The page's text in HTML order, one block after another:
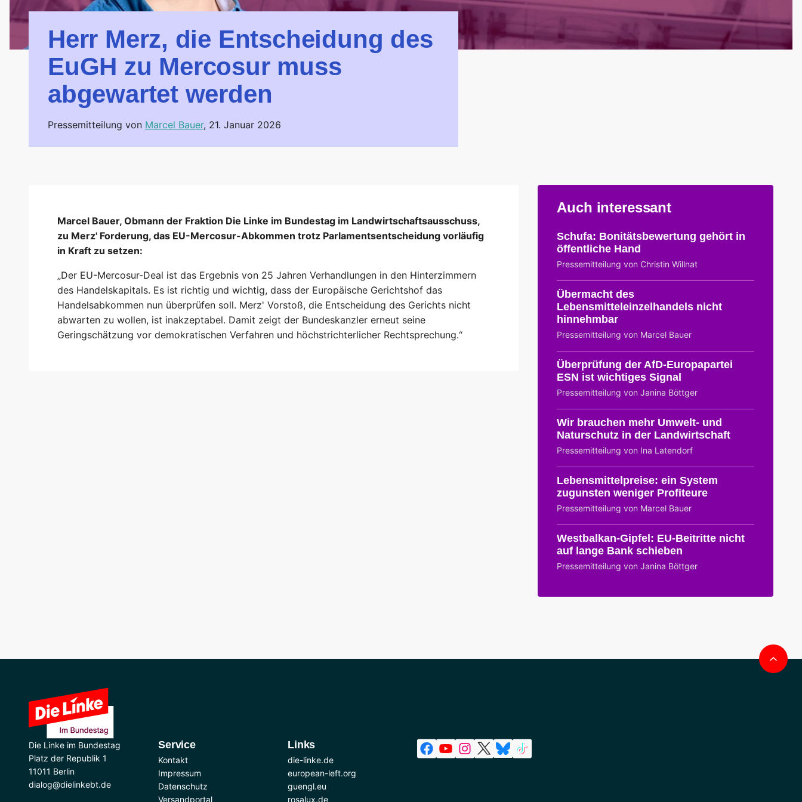
Herr Merz, die Entscheidung des
EuGH zu Mercosur muss
abgewartet werden
Pressemitteilung von Marcel Bauer, 21. Januar 2026
Marcel Bauer, Obmann der Fraktion Die Linke im Bundestag im Landwirtschaftsausschuss,
zu Merz' Forderung, das EU-Mercosur-Abkommen trotz Parlamentsentscheidung vorläufig
in Kraft zu setzen:
„Der EU-Mercosur-Deal ist das Ergebnis von 25 Jahren Verhandlungen in den Hinterzimmern
des Handelskapitals. Es ist richtig und wichtig, dass der Europäische Gerichtshof das
Handelsabkommen nun überprüfen soll. Merz' Vorstoß, die Entscheidung des Gerichts nicht
abwarten zu wollen, ist inakzeptabel. Damit zeigt der Bundeskanzler erneut seine
Geringschätzung vor demokratischen Verfahren und höchstrichterlicher Rechtsprechung.“
Auch interessant
Schufa: Bonitätsbewertung gehört in
öffentliche Hand
Pressemitteilung von Christin Willnat
Übermacht des
Lebensmitteleinzelhandels nicht
hinnehmbar
Pressemitteilung von Marcel Bauer
Überprüfung der AfD-Europapartei
ESN ist wichtiges Signal
Pressemitteilung von Janina Böttger
Wir brauchen mehr Umwelt- und
Naturschutz in der Landwirtschaft
Pressemitteilung von Ina Latendorf
Lebensmittelpreise: ein System
zugunsten weniger Profiteure
Pressemitteilung von Marcel Bauer
Westbalkan-Gipfel: EU-Beitritte nicht
auf lange Bank schieben
Pressemitteilung von Janina Böttger
Die Linke im Bundestag
Platz der Republik 1
11011 Berlin
dialog@dielinkebt.de
Service
Kontakt
Impressum
Datenschutz
Versandportal
Links
die-linke.de
european-left.org
guengl.eu
rosalux.de